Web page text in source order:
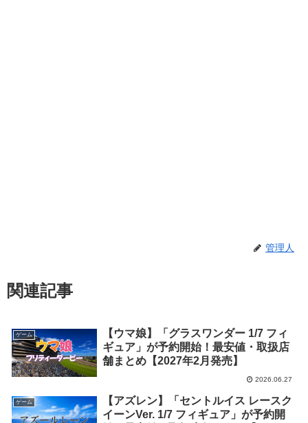
管理人
関連記事
ゲーム
【ウマ娘】「グラスワンダー 1/7 フィ
ギュア」が予約開始！最安値・取扱店
舗まとめ【2027年2月発売】
2026.06.27
ゲーム
【アズレン】「セントルイス レースク
イーンVer. 1/7 フィギュア」が予約開